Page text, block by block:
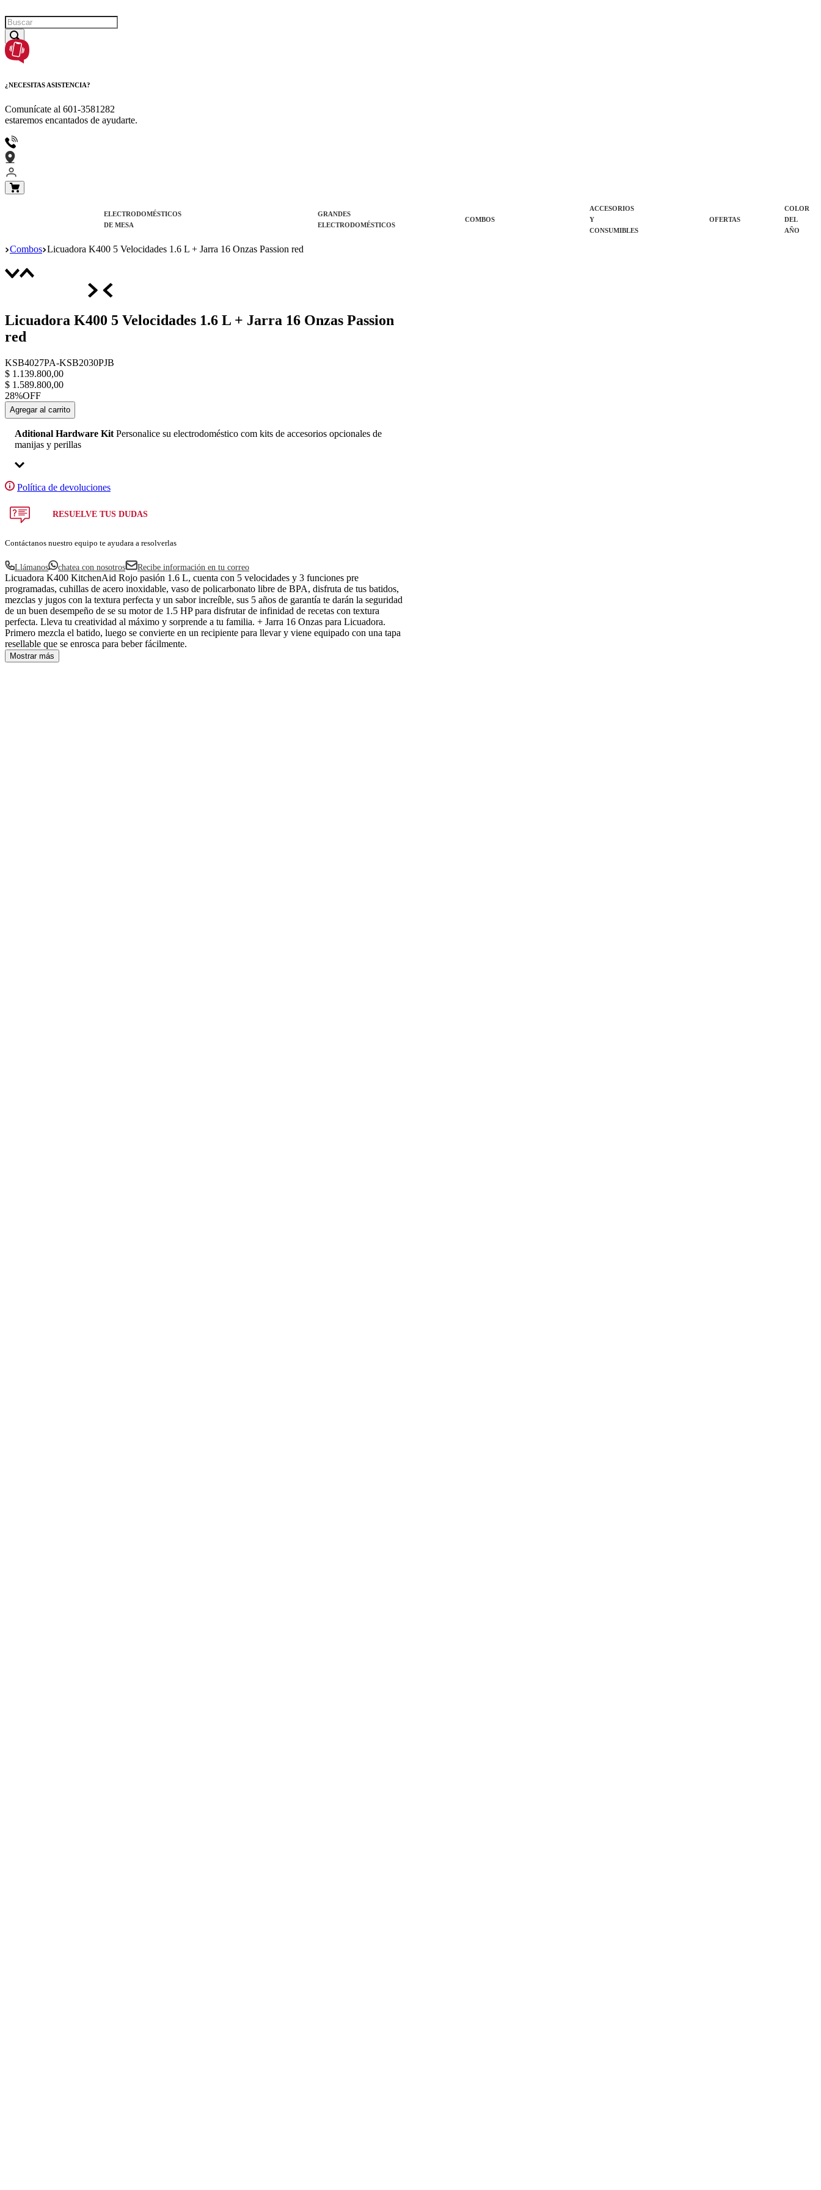
¿NECESITAS ASISTENCIA?
Comunícate al 601-3581282
estaremos encantados de ayudarte.
ELECTRODOMÉSTICOS
DE MESA
GRANDES
ELECTRODOMÉSTICOS
COMBOS
ACCESORIOS
Y
CONSUMIBLES
OFERTAS
COLOR
DEL
AÑO
Combos Licuadora K400 5 Velocidades 1.6 L + Jarra 16 Onzas Passion red
Licuadora K400 5 Velocidades 1.6 L + Jarra 16 Onzas Passion
red
KSB4027PA-KSB2030PJB
$ 1 .139.800,00
$ 1 .589.800,00
28%OFF
Agregar al carrito
Aditional Hardware Kit Personalice su electrodoméstico com kits de accesorios opcionales de
manijas y perillas
Eliminar
points
Política de devoluciones
RESUELVE TUS DUDAS
Contáctanos nuestro equipo te ayudara a resolverlas
Llámanos chatea con nosotros Recibe información en tu correo
Licuadora K400 KitchenAid Rojo pasión 1.6 L, cuenta con 5 velocidades y 3 funciones pre
programadas, cuhillas de acero inoxidable, vaso de policarbonato libre de BPA, disfruta de tus batidos,
mezclas y jugos con la textura perfecta y un sabor increíble, sus 5 años de garantía te darán la seguridad
de un buen desempeño de se su motor de 1.5 HP para disfrutar de infinidad de recetas con textura
perfecta. Lleva tu creatividad al máximo y sorprende a tu familia. + Jarra 16 Onzas para Licuadora.
Primero mezcla el batido, luego se convierte en un recipiente para llevar y viene equipado con una tapa
resellable que se enrosca para beber fácilmente.
Mostrar más